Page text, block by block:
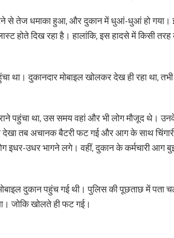
से तेज धमाका हुआ, और दुकान में धुआं-धुआं हो गया।
होते दिख रहा है। हालांकि, इस हादसे में किसी
था। दुकानदार मोबाइल खोलकर देख ही रहा था,
पहुंचा था, उस समय वहां और भी लोग मौजूद थे।
तब अचानक बैटरी फट गई और आग के साथ
उधर भागने लगे। वहीं, दुकान के कर्मचारी आग
दुकान पहुंच गई थी। पुलिस की पूछताछ में पता
जोकि खोलते ही फट गई।